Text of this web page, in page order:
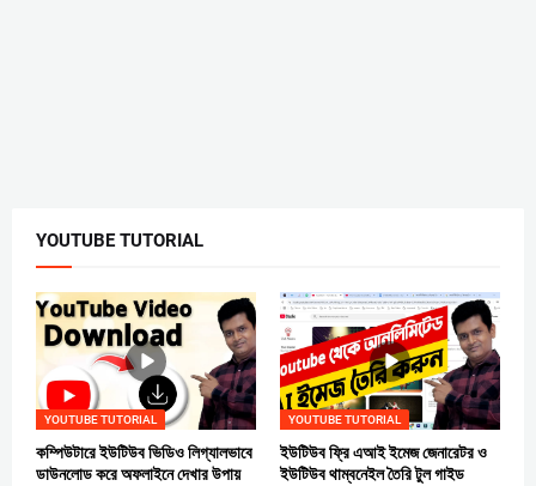
YOUTUBE TUTORIAL
YOUTUBE TUTORIAL
কম্পিউটারে ইউটিউব ভিডিও লিগ্যালভাবে
ডাউনলোড করে অফলাইনে দেখার উপায়
YOUTUBE TUTORIAL
ইউটিউব ফ্রি এআই ইমেজ জেনারেটর ও
ইউটিউব থাম্বনেইল তৈরি টুল গাইড